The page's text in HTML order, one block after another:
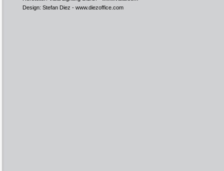
Design: Stefan Diez - www.diezoffice.com